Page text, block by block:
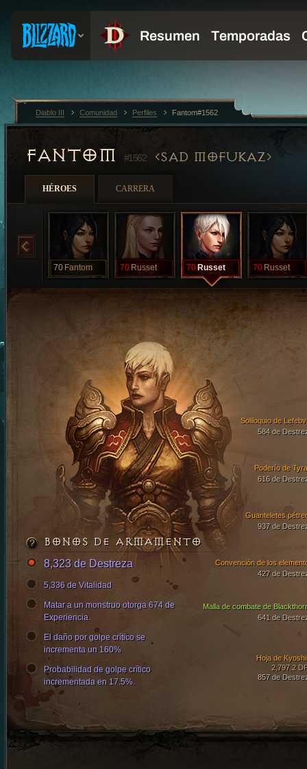
FANTOM #1562 SAD MOFUKAZ
HÉROES CARRERA
70 Fantom 70 Russet 70 Russet 70 Russet
Poderío de
616 de
Guanteletes
937 de
Soliloquio de
584 de
Malla de combate de
641 de
Hoja de
2,797.2
857 de
Convención de los
427 de
BONOS DE ARMAMENTO
8,323 de Destreza
5,336 de Vitalidad
Matar a un monstruo otorga 674 de
Experiencia.
El daño por golpe crítico se
incrementa un 160%
Probabilidad de golpe crítico
incrementada en 17.5%.
Diablo III Comunidad Perfiles Fantom#1562